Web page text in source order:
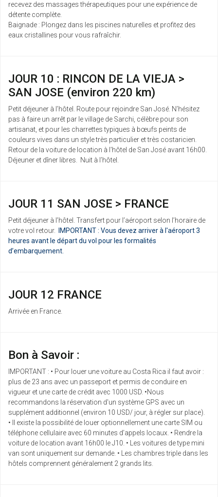
recevez des massages thérapeutiques pour une expérience de
détente complète.
Baignade : Plongez dans les piscines naturelles et profitez des
eaux cristallines pour vous rafraîchir.
JOUR 10 : RINCON DE LA VIEJA >
SAN JOSE (environ 220 km)
Petit déjeuner à l’hôtel. Route pour rejoindre San José. N’hésitez
pas à faire un arrêt par le village de Sarchi, célèbre pour son
artisanat, et pour les charrettes typiques à bœufs peints de
couleurs vives dans un style très particulier et très costaricien.
Retour de la voiture de location à l'hôtel de San José avant 16h00.
Déjeuner et dîner libres. Nuit à l’hôtel.
JOUR 11 SAN JOSE > FRANCE
Petit déjeuner à l’hôtel. Transfert pour l’aéroport selon l’horaire de
votre vol retour.
IMPORTANT : Vous devez arriver à l'aéroport 3
heures avant le départ du vol pour les formalités
d’embarquement.
JOUR 12 FRANCE
Arrivée en France.
Bon à Savoir :
IMPORTANT : • Pour louer une voiture au Costa Rica il faut avoir :
plus de 23 ans avec un passeport et permis de conduire en
vigueur et une carte de crédit avec 1000 USD. •Nous
recommandons la réservation d'un système GPS avec un
supplément additionnel (environ 10 USD/ jour, à régler sur place).
• Il existe la possibilité de louer optionnellement une carte SIM ou
téléphone cellulaire avec 60 minutes d’appels locaux. • Rendre la
voiture de location avant 16h00 le J10. • Les voitures de type mini
van sont uniquement sur demande. • Les chambres triple dans les
hôtels comprennent généralement 2 grands lits.